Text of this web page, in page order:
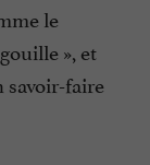
le
», et
savoir-faire